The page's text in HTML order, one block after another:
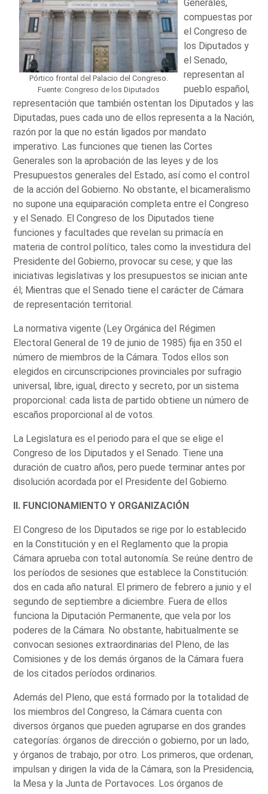
Pórtico frontal del Palacio del Congreso.
Fuente: Congreso de los Diputados
Generales,
compuestas por
el Congreso de
los Diputados y
el Senado,
representan al
pueblo español,
representación que también ostentan los Diputados y las
Diputadas, pues cada uno de ellos representa a la Nación,
razón por la que no están ligados por mandato
imperativo. Las funciones que tienen las Cortes
Generales son la aprobación de las leyes y de los
Presupuestos generales del Estado, así como el control
de la acción del Gobierno. No obstante, el bicameralismo
no supone una equiparación completa entre el Congreso
y el Senado. El Congreso de los Diputados tiene
funciones y facultades que revelan su primacía en
materia de control político, tales como la investidura del
Presidente del Gobierno, provocar su cese; y que las
iniciativas legislativas y los presupuestos se inician ante
él; Mientras que el Senado tiene el carácter de Cámara
de representación territorial.
La normativa vigente (Ley Orgánica del Régimen
Electoral General de 19 de junio de 1985) fija en 350 el
número de miembros de la Cámara. Todos ellos son
elegidos en circunscripciones provinciales por sufragio
universal, libre, igual, directo y secreto, por un sistema
proporcional: cada lista de partido obtiene un número de
escaños proporcional al de votos.
La Legislatura es el periodo para el que se elige el
Congreso de los Diputados y el Senado. Tiene una
duración de cuatro años, pero puede terminar antes por
disolución acordada por el Presidente del Gobierno.
II. FUNCIONAMIENTO Y ORGANIZACIÓN
El Congreso de los Diputados se rige por lo establecido
en la Constitución y en el Reglamento que la propia
Cámara aprueba con total autonomía. Se reúne dentro de
los períodos de sesiones que establece la Constitución:
dos en cada año natural. El primero de febrero a junio y el
segundo de septiembre a diciembre. Fuera de ellos
funciona la Diputación Permanente, que vela por los
poderes de la Cámara. No obstante, habitualmente se
convocan sesiones extraordinarias del Pleno, de las
Comisiones y de los demás órganos de la Cámara fuera
de los citados períodos ordinarios.
Además del Pleno, que está formado por la totalidad de
los miembros del Congreso, la Cámara cuenta con
diversos órganos que pueden agruparse en dos grandes
categorías: órganos de dirección o gobierno, por un lado,
y órganos de trabajo, por otro. Los primeros, que ordenan,
impulsan y dirigen la vida de la Cámara, son la Presidencia,
la Mesa y la Junta de Portavoces. Los órganos de